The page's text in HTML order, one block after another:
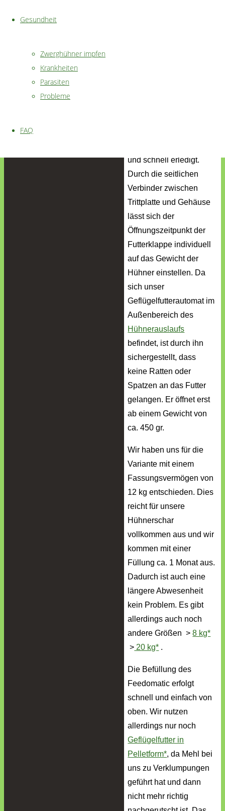
Gesundheit
Zwerghühner impfen
Krankheiten
Parasiten
Probleme
FAQ
und schnell erledigt.
Durch die seitlichen
Verbinder zwischen
Trittplatte und Gehäuse
lässt sich der
Öffnungszeitpunkt der
Futterklappe individuell
auf das Gewicht der
Hühner einstellen. Da
sich unser
Geflügelfutterautomat im
Außenbereich des
Hühnerauslaufs
befindet, ist durch ihn
sichergestellt, dass
keine Ratten oder
Spatzen an das Futter
gelangen. Er öffnet erst
ab einem Gewicht von
ca. 450 gr.
Wir haben uns für die
Variante mit einem
Fassungsvermögen von
12 kg entschieden. Dies
reicht für unsere
Hühnerschar
vollkommen aus und wir
kommen mit einer
Füllung ca. 1 Monat aus.
Dadurch ist auch eine
längere Abwesenheit
kein Problem. Es gibt
allerdings auch noch
andere Größen >8 kg*
> 20 kg* .
Die Befüllung des
Feedomatic erfolgt
schnell und einfach von
oben. Wir nutzen
allerdings nur noch
Geflügelfutter in
Pelletform*, da Mehl bei
uns zu Verklumpungen
geführt hat und dann
nicht mehr richtig